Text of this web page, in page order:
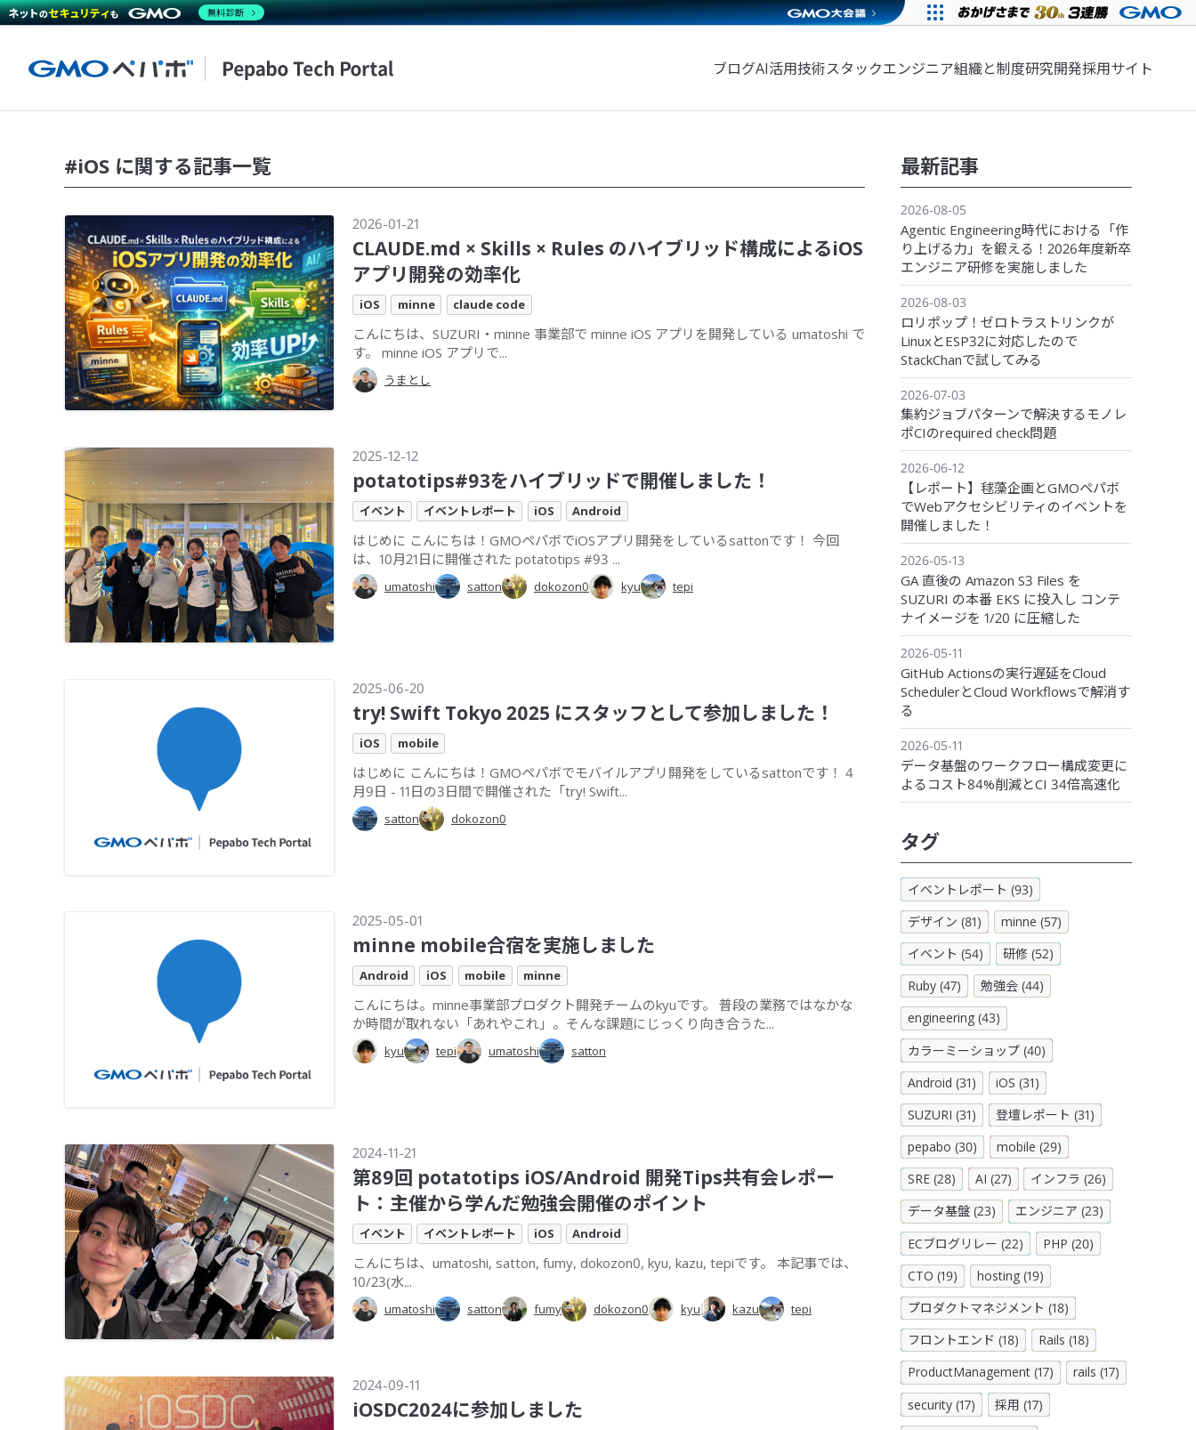
ブログAI活用技術スタックエンジニア組織と制度研究開発採用サイト
#iOS に関する記事一覧
2026-01-21
CLAUDE.md × Skills × Rules のハイブリッド構成によるiOS
アプリ開発の効率化
iOS minne claude code
こんにちは、SUZURI・minne 事業部で minne iOS アプリを開発している umatoshi で
す。 minne iOS アプリで...
うまとし
2025-12-12
potatotips#93をハイブリッドで開催しました！
イベント イベントレポート iOS Android
はじめに こんにちは！GMOペパボでiOSアプリ開発をしているsattonです！ 今回
は、10月21日に開催された potatotips #93 ...
umatoshi satton dokozon0 kyu tepi
2025-06-20
try! Swift Tokyo 2025 にスタッフとして参加しました！
iOS mobile
はじめに こんにちは！GMOペパボでモバイルアプリ開発をしているsattonです！ 4
月9日 - 11日の3日間で開催された「try! Swift...
satton dokozon0
2025-05-01
minne mobile合宿を実施しました
Android iOS mobile minne
こんにちは。minne事業部プロダクト開発チームのkyuです。 普段の業務ではなかな
か時間が取れない「あれやこれ」。そんな課題にじっくり向き合うた...
kyu tepi umatoshi satton
2024-11-21
第89回 potatotips iOS/Android 開発Tips共有会レポー
ト：主催から学んだ勉強会開催のポイント
イベント イベントレポート iOS Android
こんにちは、umatoshi, satton, fumy, dokozon0, kyu, kazu, tepiです。 本記事では、
10/23(水...
umatoshi satton fumy dokozon0 kyu kazu tepi
2024-09-11
iOSDC2024に参加しました
最新記事
2026-08-05
Agentic Engineering時代における「作
り上げる力」を鍛える！2026年度新卒
エンジニア研修を実施しました
2026-08-03
ロリポップ！ゼロトラストリンクが
LinuxとESP32に対応したので
StackChanで試してみる
2026-07-03
集約ジョブパターンで解決するモノレ
ポCIのrequired check問題
2026-06-12
【レポート】毬藻企画とGMOペパボ
でWebアクセシビリティのイベントを
開催しました！
2026-05-13
GA 直後の Amazon S3 Files を
SUZURI の本番 EKS に投入し コンテ
ナイメージを 1/20 に圧縮した
2026-05-11
GitHub Actionsの実行遅延をCloud
SchedulerとCloud Workflowsで解消す
る
2026-05-11
データ基盤のワークフロー構成変更に
よるコスト84%削減とCI 34倍高速化
タグ
イベントレポート (93)
デザイン (81)
minne (57)
イベント (54)
研修 (52)
Ruby (47)
勉強会 (44)
engineering (43)
カラーミーショップ (40)
Android (31)
iOS (31)
SUZURI (31)
登壇レポート (31)
pepabo (30)
mobile (29)
SRE (28)
AI (27)
インフラ (26)
データ基盤 (23)
エンジニア (23)
ECブログリレー (22)
PHP (20)
CTO (19)
hosting (19)
プロダクトマネジメント (18)
フロントエンド (18)
Rails (18)
ProductManagement (17)
rails (17)
security (17)
採用 (17)
無料診断